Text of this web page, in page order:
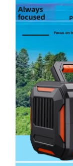
News
Kontaktieren